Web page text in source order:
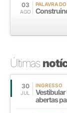
03
AGO
PALAVRA
Últimas
30
JUL
INGRESSO
abertas